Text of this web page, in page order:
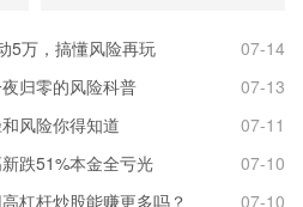
5万，搞懂风险再玩
07-14
归零的风险科普
07-13
风险你得知道
07-11
跌51%本金全亏光
07-10
杠杆炒股能赚更多吗？
07-10